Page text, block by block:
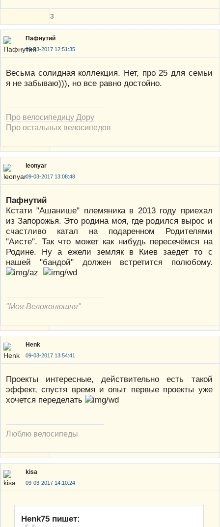
3
Пафнутий
09-03-2017 12:51:35
Весьма солидная коллекция. Нет, про 25 для семьи
я не забываю))), но все равно достойно.
Про велосипедицу Дору
Про остальных велосипедов
leonyar
09-03-2017 13:08:48
Пафнутий
Кстати "Ашанише" племяника в 2013 году приехал
из Запорожья. Это родина моя, где родился вырос и
счастливо катал на подаренном Родителями
"Аисте". Так что может как нибудь пересечёмся на
Родине. Ну а ежели земляк в Киев заедет то с
нашей "бандой" должен встретится полюбому.
"Моя Велоконюшня"
Henk
09-03-2017 13:54:41
Проекты интересные, действительно есть такой
эффект, спустя время и опыт первые проекты уже
хочется переделать
Люблю велосипеды
kisa
09-03-2017 14:10:24
Henk75 пишет: